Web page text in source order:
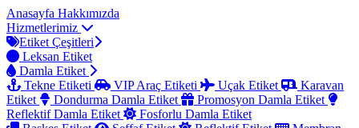
Anasayfa Hakkımızda
Hizmetlerimiz
Etiket Çeşitleri
Leksan Etiket
Damla Etiket
Tekne Etiketi
VIP Araç Etiketi Uçak Etiket
Karavan
Etiket
Dondurma Damla Etiket
Promosyon Damla Etiket
Reflektif Damla Etiket
Fosforlu Damla Etiket